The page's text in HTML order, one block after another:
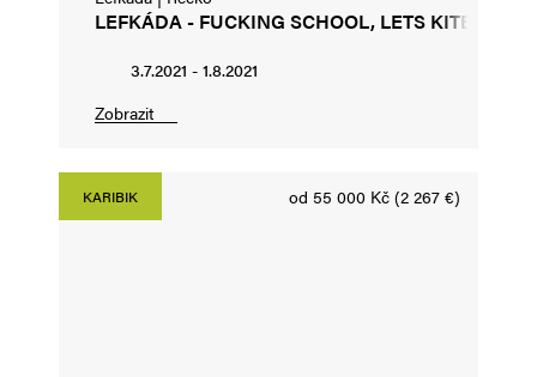
LEFKÁDA - FUCKING SCHOOL, LETS
3.7.2021 - 1.8.2021
Zobrazit
KARIBIK od 55 000 Kč (2 267 €)